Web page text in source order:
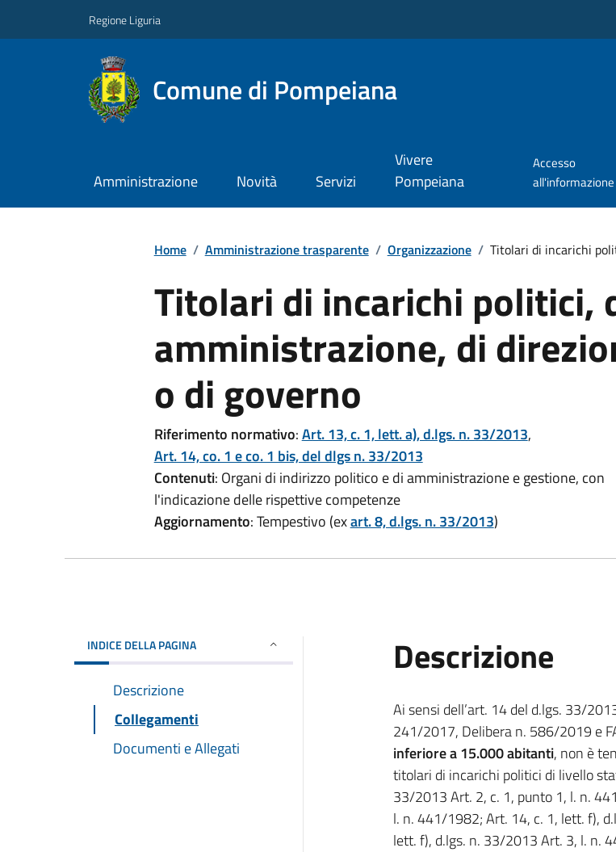
Regione Liguria
Comune di Pompeiana
Amministrazione Novità Servizi
Vivere
Pompeiana
Accesso
all'informazione
Home / Amministrazione trasparente / Organizzazione / Titolari di incarichi
Titolari di incarichi politici,
amministrazione, di
o di governo
Riferimento normativo:Art. 13, c. 1, lett. a), d.lgs. n. 33/2013,
Art. 14, co. 1 e co. 1 bis, del dlgs n. 33/2013
Contenuti: Organi di indirizzo politico e di amministrazione e gestione, con
l'indicazione delle rispettive competenze
Aggiornamento: Tempestivo (exart. 8, d.lgs. n. 33/2013)
INDICE DELLA PAGINA
Descrizione
Collegamenti
Documenti e Allegati
Descrizione
Ai sensi dell’art. 14 del d.lgs. 33/
241/2017, Delibera n. 586/2019 e
inferiore a 15.000 abitanti, non è
titolari di incarichi politici di livello
33/2013 Art. 2, c. 1, punto 1, l. n.
l. n. 441/1982; Art. 14, c. 1, lett. f),
lett. f), d.lgs. n. 33/2013 Art. 3, l. n.